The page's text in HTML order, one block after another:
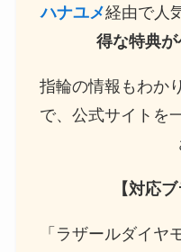
ハナユメ経由で人
得な特典が
指輪の情報もわか
で、公式サイトを
【対応
「ラザールダイヤ